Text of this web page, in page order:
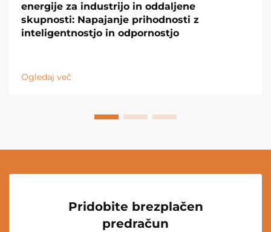
energije za industrijo in oddaljene
skupnosti: Napajanje prihodnosti z
inteligentnostjo in odpornostjo
Ogledaj več
Pridobite brezplačen
predračun